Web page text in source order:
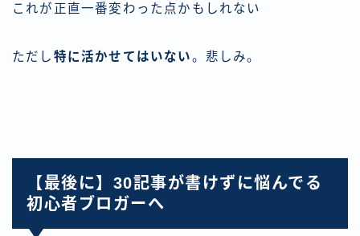
これが正直一番変わった点かもしれない
ただし 特に活かせてはいない。悲しみ。
【最後に】30記事が書けずに悩んでる
初心者ブロガーへ